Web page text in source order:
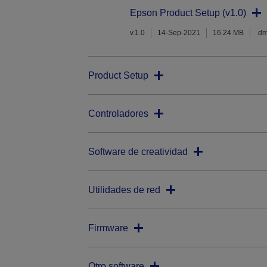
Epson Product Setup (v1.0)
v.1.0 14-Sep-2021 16.24 MB
Product Setup
Controladores
Software de creatividad
Utilidades de red
Firmware